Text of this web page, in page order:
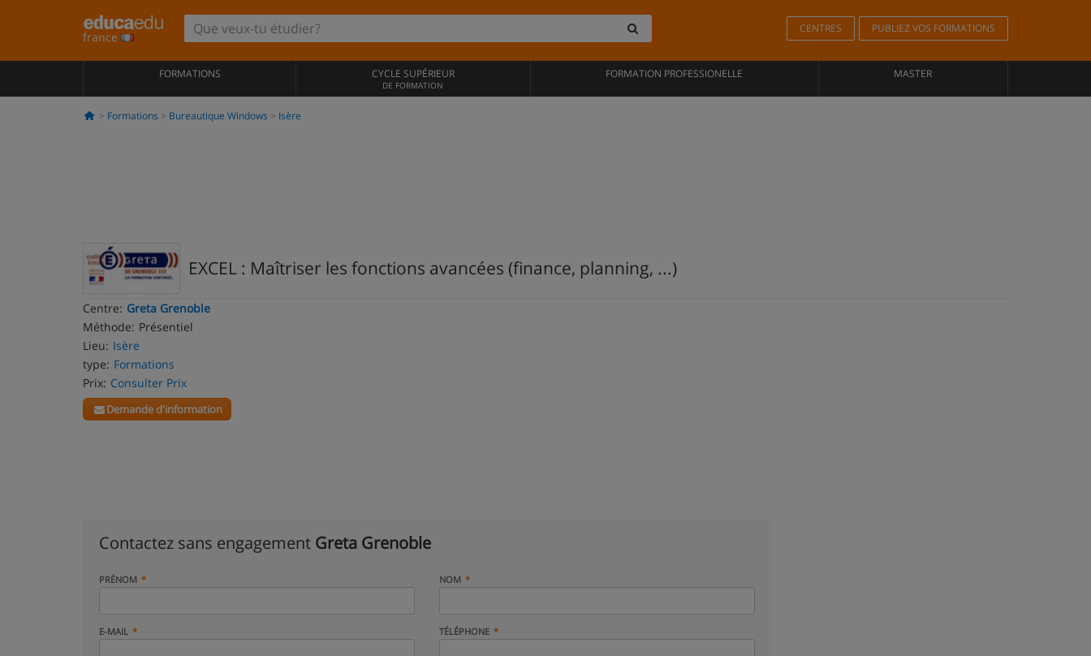
france
CENTRES PUBLIEZ VOS FORMATIONS
FORMATIONS CYCLE SUPÉRIEUR
DE FORMATION
FORMATION PROFESSIONELLE MASTER
Formations Bureautique Windows Isère
EXCEL : Maîtriser les fonctions avancées (finance, planning, ...)
Centre: Greta Grenoble
Méthode: Présentiel
Lieu: Isère
type: Formations
Prix: Consulter Prix
Demande d'information
Contactez sans engagement Greta Grenoble
PRÉNOM NOM
E-MAIL TÉLÉPHONE